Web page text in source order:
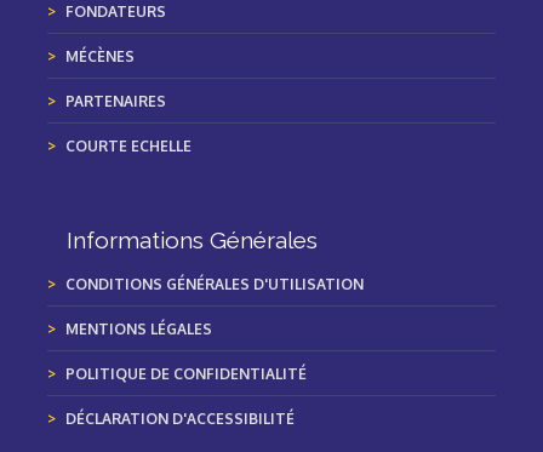
FONDATEURS
MÉCÈNES
PARTENAIRES
COURTE ECHELLE
Informations Générales
CONDITIONS GÉNÉRALES D'UTILISATION
MENTIONS LÉGALES
POLITIQUE DE CONFIDENTIALITÉ
DÉCLARATION D'ACCESSIBILITÉ